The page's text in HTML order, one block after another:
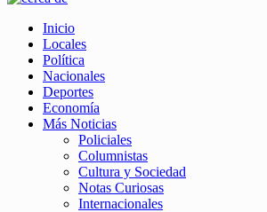
Inicio
Locales
Política
Nacionales
Deportes
Economía
Más Noticias
Policiales
Columnistas
Cultura y Sociedad
Notas Curiosas
Internacionales